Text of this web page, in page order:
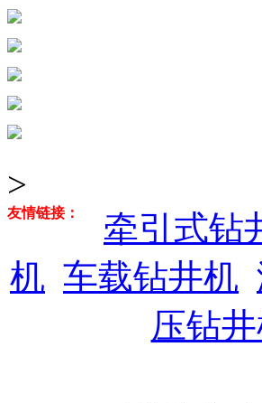
>
友情链接： 牵引式钻
机 车载钻井机
压钻